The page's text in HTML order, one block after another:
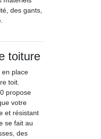
des gants,
toiture
en place
toit.
propose
votre
et résistant
se fait au
des